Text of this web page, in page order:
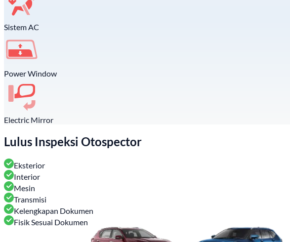
Sistem AC
Power Window
Electric Mirror
Lulus Inspeksi Otospector
Eksterior
Interior
Mesin
Transmisi
Kelengkapan Dokumen
Fisik Sesuai Dokumen